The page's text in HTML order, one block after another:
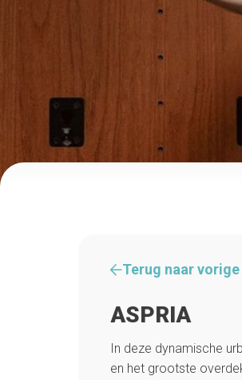
Terug naar
ASPRIA
In deze dynamische
en het grootste